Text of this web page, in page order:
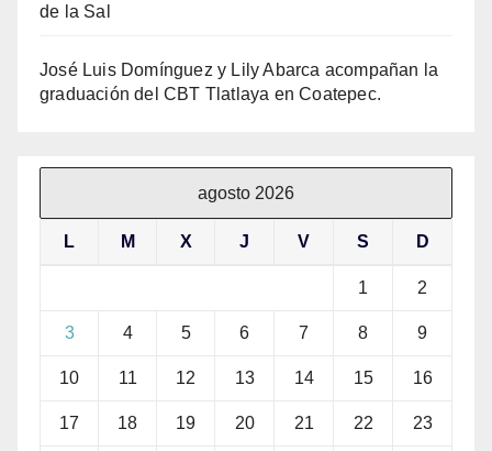
de la Sal
José Luis Domínguez y Lily Abarca acompañan la
graduación del CBT Tlatlaya en Coatepec.
agosto 2026
L M X J V S D
1 2
3 4 5 6 7 8 9
10 11 12 13 14 15 16
17 18 19 20 21 22 23